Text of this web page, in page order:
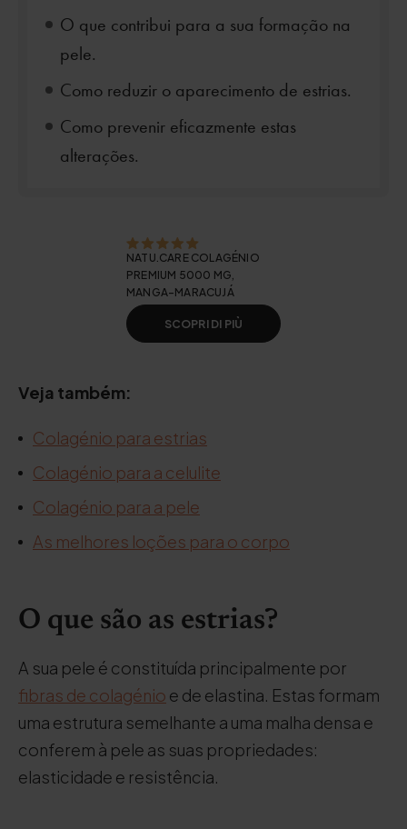
O que contribui para a sua formação na
pele.
Como reduzir o aparecimento de estrias.
Como prevenir eficazmente estas
alterações.
NATU.CARE COLAGÉNIO
PREMIUM 5000 MG,
MANGA-MARACUJÁ
SCOPRI DI PIÙ
Veja também:
Colagénio para estrias
Colagénio para a celulite
Colagénio para a pele
As melhores loções para o corpo
O que são as estrias?
A sua pele é constituída principalmente por
fibras de colagénio e de elastina. Estas formam
uma estrutura semelhante a uma malha densa e
conferem à pele as suas propriedades:
elasticidade e resistência.